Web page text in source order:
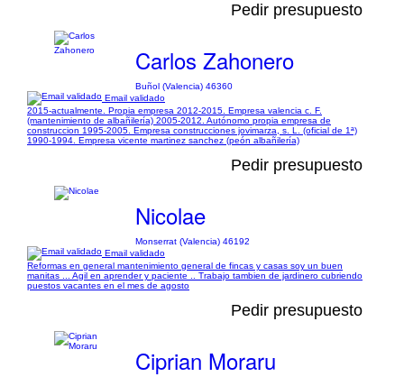
Pedir presupuesto
Carlos Zahonero
Buñol (Valencia) 46360
Email validado
2015-actualmente. Propia empresa 2012-2015. Empresa valencia c. F.
(mantenimiento de albañilería) 2005-2012. Autónomo propia empresa de
construccion 1995-2005. Empresa construcciones jovimarza, s. L. (oficial de 1ª)
1990-1994. Empresa vicente martinez sanchez (peón albañilería)
Pedir presupuesto
Nicolae
Monserrat (Valencia) 46192
Email validado
Reformas en general mantenimiento general de fincas y casas soy un buen
manitas ... Agil en aprender y paciente .. Trabajo tambien de jardinero cubriendo
puestos vacantes en el mes de agosto
Pedir presupuesto
Ciprian Moraru